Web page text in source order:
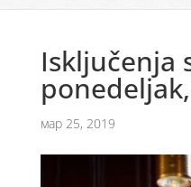
Isključenja
мар 25, 2019